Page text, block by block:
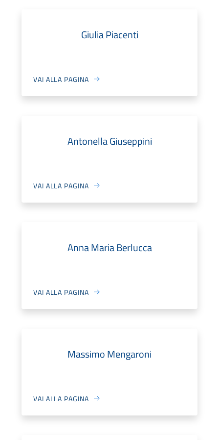
Giulia Piacenti
VAI ALLA PAGINA
Antonella Giuseppini
VAI ALLA PAGINA
Anna Maria Berlucca
VAI ALLA PAGINA
Massimo Mengaroni
VAI ALLA PAGINA